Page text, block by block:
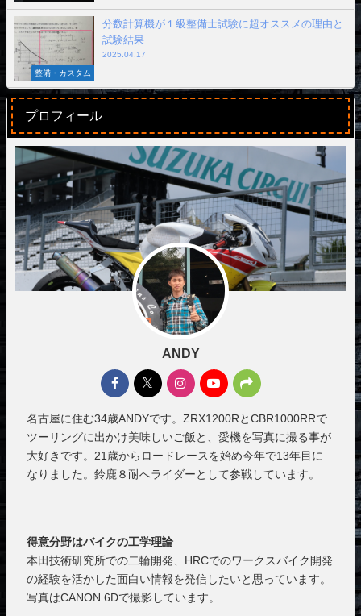
整備・カスタム
分数計算機が１級整備士試験に超オススメの理由と
試験結果
2025.04.17
プロフィール
ANDY
名古屋に住む34歳ANDYです。ZRX1200RとCBR1000RRで
ツーリングに出かけ美味しいご飯と、愛機を写真に撮る事が
大好きです。21歳からロードレースを始め今年で13年目に
なりました。鈴鹿８耐へライダーとして参戦しています。
得意分野はバイクの工学理論
本田技術研究所での二輪開発、HRCでのワークスバイク開発
の経験を活かした面白い情報を発信したいと思っています。
写真はCANON 6Dで撮影しています。